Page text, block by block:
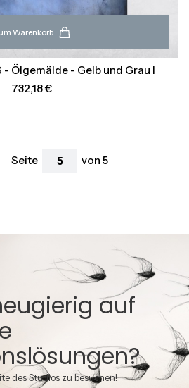
Warenkorb
- Ölgemälde - Gelb und Grau I
Preis
732,18 €
ersten Produktseite
Seite von 5
auf
des Studios zu besuchen!